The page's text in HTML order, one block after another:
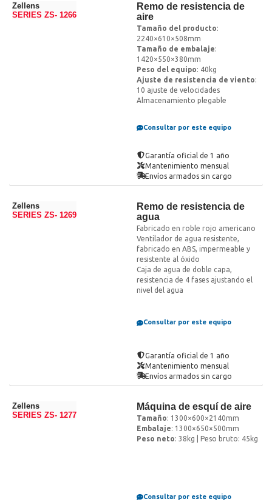
Zellens
SERIES ZS- 1266
Remo de resistencia de
aire
Tamaño del producto:
2240×610×508mm
Tamaño de embalaje:
1420×550×380mm
Peso del equipo: 40kg
Ajuste de resistencia de viento:
10 ajuste de velocidades
Almacenamiento plegable
Consultar por este equipo
Garantía oficial de 1 año
Mantenimiento mensual
Envíos armados sin cargo
Zellens
SERIES ZS- 1269
Remo de resistencia de
agua
Fabricado en roble rojo americano
Ventilador de agua resistente,
fabricado en ABS, impermeable y
resistente al óxido
Caja de agua de doble capa,
resistencia de 4 fases ajustando el
nivel del agua
Consultar por este equipo
Garantía oficial de 1 año
Mantenimiento mensual
Envíos armados sin cargo
Zellens
SERIES ZS- 1277
Máquina de esquí de aire
Tamaño: 1300×600×2140mm
Embalaje: 1300×650×500mm
Peso neto: 38kg | Peso bruto: 45kg
Consultar por este equipo